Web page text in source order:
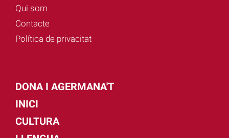
Qui som
Contacte
Política de privacitat
DONA I AGERMANA'T
INICI
CULTURA